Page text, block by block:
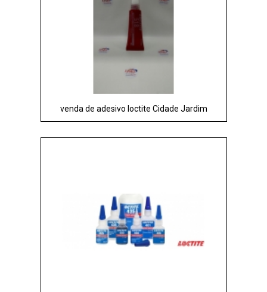
venda de adesivo loctite Cidade Jardim